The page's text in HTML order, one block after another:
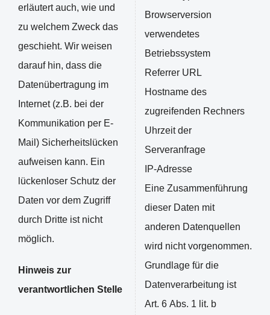
erläutert auch, wie und
zu welchem Zweck das
geschieht. Wir weisen
darauf hin, dass die
Datenübertragung im
Internet (z.B. bei der
Kommunikation per E-
Mail) Sicherheitslücken
aufweisen kann. Ein
lückenloser Schutz der
Daten vor dem Zugriff
durch Dritte ist nicht
möglich.
Hinweis zur
verantwortlichen Stelle
Browserversion
verwendetes
Betriebssystem
Referrer URL
Hostname des
zugreifenden Rechners
Uhrzeit der
Serveranfrage
IP-Adresse
Eine Zusammenführung
dieser Daten mit
anderen Datenquellen
wird nicht vorgenommen.
Grundlage für die
Datenverarbeitung ist
Art. 6 Abs. 1 lit. b